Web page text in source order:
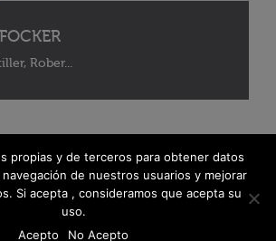
Rober...
propias y de terceros para obtener datos
de nuestros usuarios y mejorar
Si acepta , consideramos que acepta su
uso.
Acepto
No Acepto